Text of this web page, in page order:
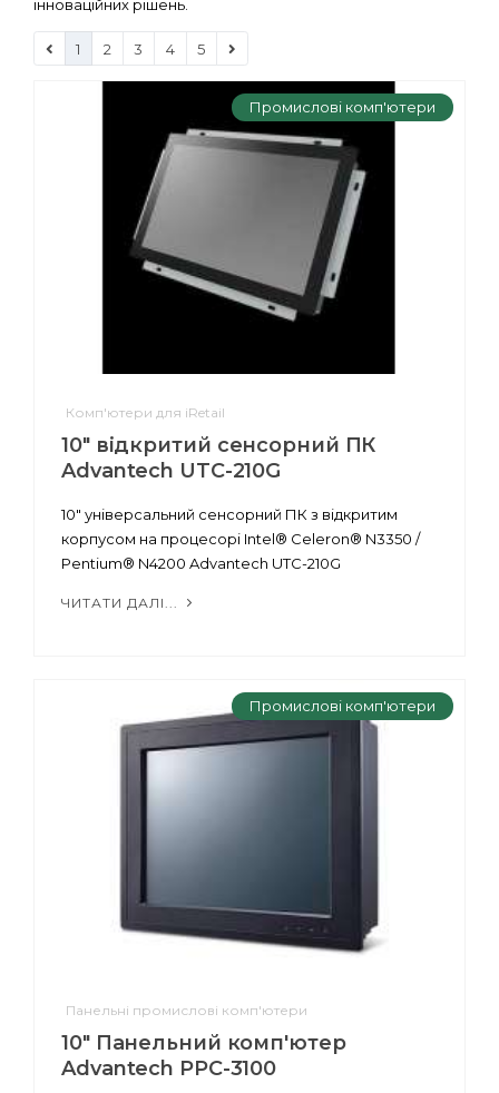
інноваційних рішень.
1 2 3 4 5
Промислові комп'ютери
Комп'ютери для iRetail
10" відкритий сенсорний ПК
Advantech UTC-210G
10" універсальний сенсорний ПК з відкритим
корпусом на процесорі Intel® Celeron® N3350 /
Pentium® N4200 Advantech UTC-210G
ЧИТАТИ ДАЛІ...
Промислові комп'ютери
Панельні промислові комп'ютери
10" Панельний комп'ютер
Advantech PPC-3100